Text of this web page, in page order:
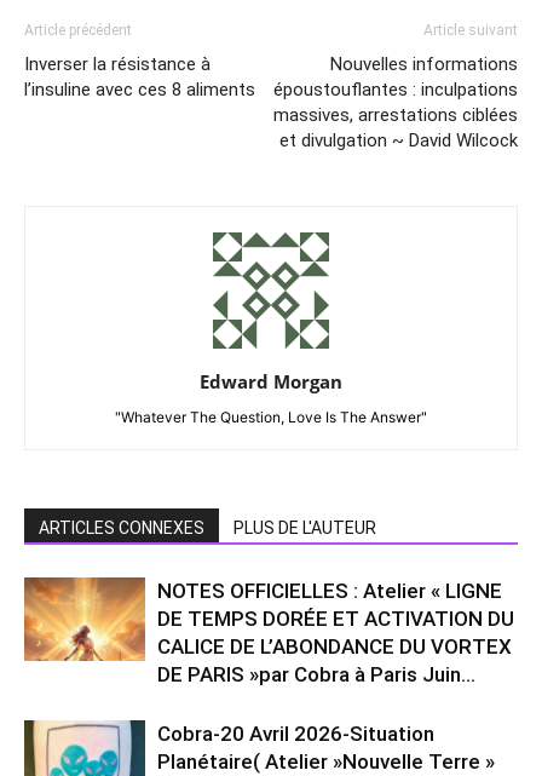
Article précédent
Inverser la résistance à
l’insuline avec ces 8 aliments
Article suivant
Nouvelles informations
époustouflantes : inculpations
massives, arrestations ciblées
et divulgation ~ David Wilcock
Edward Morgan
"Whatever The Question, Love Is The Answer"
ARTICLES CONNEXES PLUS DE L'AUTEUR
NOTES OFFICIELLES : Atelier « LIGNE
DE TEMPS DORÉE ET ACTIVATION DU
CALICE DE L’ABONDANCE DU VORTEX
DE PARIS »par Cobra à Paris Juin...
Cobra-20 Avril 2026-Situation
Planétaire( Atelier »Nouvelle Terre »